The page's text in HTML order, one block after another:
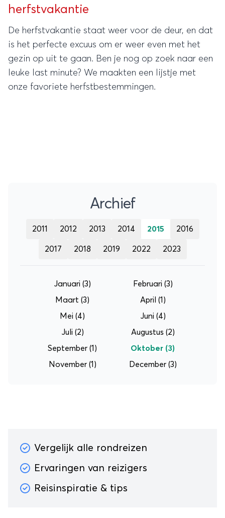
herfstvakantie
De herfstvakantie staat weer voor de deur, en dat
is het perfecte excuus om er weer even met het
gezin op uit te gaan. Ben je nog op zoek naar een
leuke last minute? We maakten een lijstje met
onze favoriete herfstbestemmingen.
Archief
2011 2012 2013 2014 2015 2016
2017 2018 2019 2022 2023
Januari (3) Februari (3)
Maart (3) April (1)
Mei (4) Juni (4)
Juli (2) Augustus (2)
September (1) Oktober (3)
November (1) December (3)
Vergelijk alle rondreizen
Ervaringen van reizigers
Reisinspiratie & tips